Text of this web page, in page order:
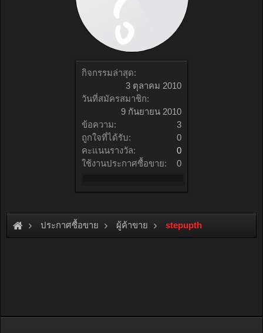
กิจกรรมล่าสุด:
3 ตุลาคม 2010
วันที่สมัครสมาชิก:
9 กันยายน 2010
ข้อความ:
3
ถูกใจที่ได้รับ:
0
คะแนนรางวัล:
0
ใช้งานประกาศซื้อขาย:
0
ประกาศซื้อขาย ผู้ค้าขาย stepupth